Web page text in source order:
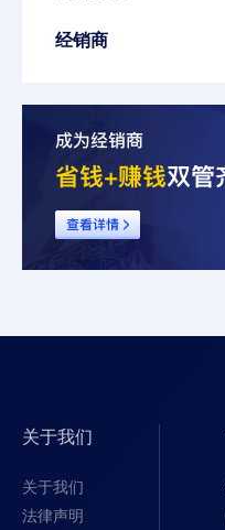
经销商
关于我们
关于我们
法律声明